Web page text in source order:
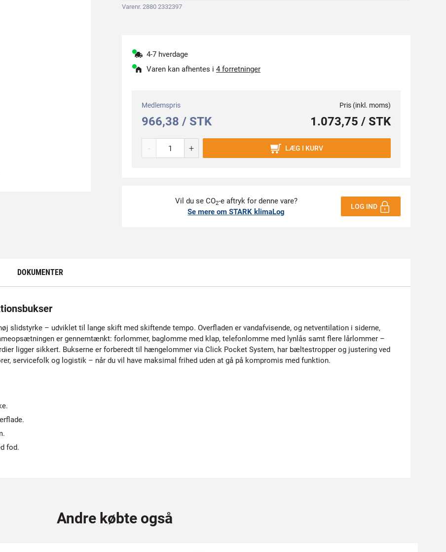
Varenr. 2880 2332397
4-7 hverdage
Varen kan afhentes i 4 forretninger
Medlemspris
966,38 / STK
Pris (inkl. moms)
1.073,75 / STK
- + LÆG I KURV
Vil du se CO2-e aftryk for denne vare?
Se mere om STARK klimaLog
LOG IND
DOKUMENTER
slidstyrke – udviklet til lange skift med skiftende tempo. Overfladen er vandafvisende, og netventilation i siderne,
er gennemtænkt: forlommer, baglomme med klap, telefonlomme med lynlås samt flere lårlommer –
ligger sikkert. Bukserne er forberedt til hængelommer via Click Pocket System, har bæltestropper og justering ved
servicefolk og logistik – når du vil have maksimal frihed uden at gå på kompromis med funktion.
fod.
Andre købte også